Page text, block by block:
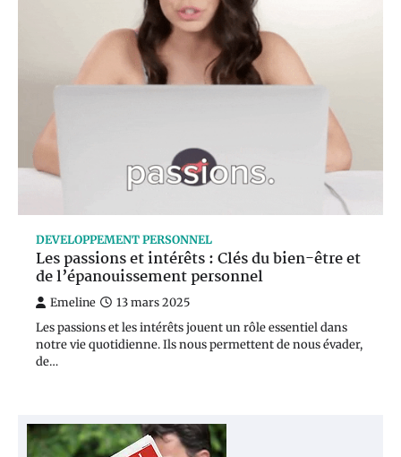
DEVELOPPEMENT PERSONNEL
Les passions et intérêts : Clés du bien-être et
de l’épanouissement personnel
Emeline 13 mars 2025
Les passions et les intérêts jouent un rôle essentiel dans
notre vie quotidienne. Ils nous permettent de nous évader,
de…